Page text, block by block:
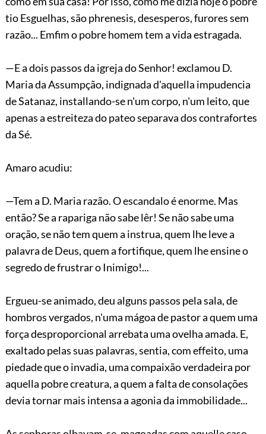
tio Esguelhas, são phrenesis, desesperos, furores sem
razão... Emfim o pobre homem tem a vida estragada.
—E a dois passos da igreja do Senhor! exclamou D.
Maria da Assumpção, indignada d'aquella impudencia
de Satanaz, installando-sen'um corpo, n'um leito, que
apenas a estreiteza do pateo separava dos contrafortes
da Sé.
Amaro acudiu:
—Tem a D. Maria razão. O escandalo é enorme. Mas
então? Se a rapariga não sabe lêr! Se não sabe uma
oração, se não tem quem a instrua, quem lhe leve a
palavra de Deus, quem a fortifique, quem lhe ensine o
segredo de frustrar o Inimigo!...
Ergueu-se animado, deu alguns passos pela sala, de
hombros vergados, n'uma mágoa de pastor a quem uma
força desproporcional arrebata uma ovelha amada. E,
exaltado pelas suas palavras, sentia, com effeito, uma
piedade que o invadia, uma compaixão verdadeira por
aquella pobre creatura, a quem a falta de consolações
devia tornar mais intensa a agonia da immobilidade...